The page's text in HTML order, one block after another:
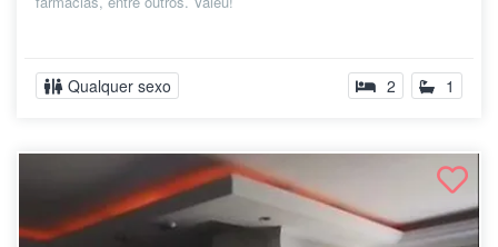
Qualquer sexo 2 1